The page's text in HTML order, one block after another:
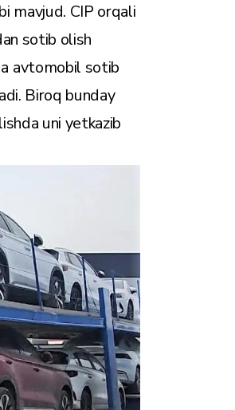
mavjud. CIP orqali
sotib olish
avtomobil sotib
Biroq bunday
uni yetkazib